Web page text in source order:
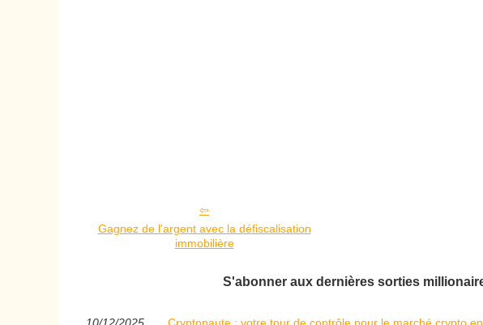
Gagnez de l'argent avec la défiscalisation
immobilière
S'abonner aux dernières sorties
10/12/2025 Cryptonaute : votre tour de contrôle pour le marché crypto